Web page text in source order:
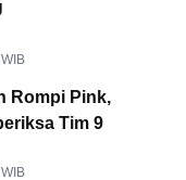
Rompi Pink,
Tim 9